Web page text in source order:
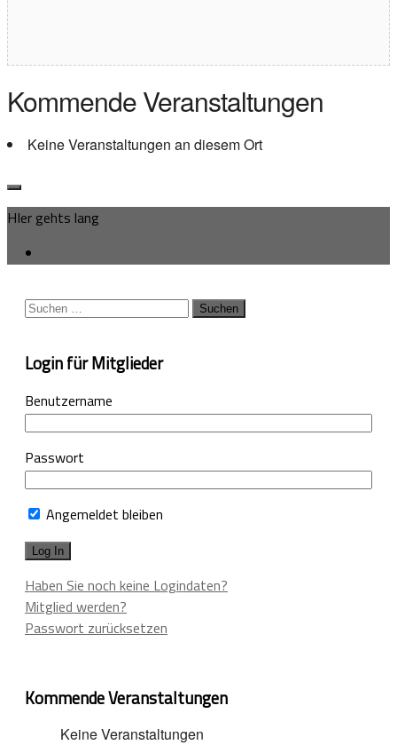
Kommende Veranstaltungen
Keine Veranstaltungen an diesem Ort
HIer gehts lang
Suchen
Login für Mitglieder
Benutzername
Passwort
Angemeldet bleiben
Haben Sie noch keine Logindaten?
Mitglied werden?
Passwort zurücksetzen
Kommende Veranstaltungen
Keine Veranstaltungen